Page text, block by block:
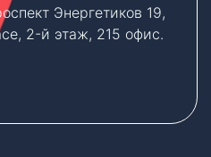
Энергетиков 19,
2-й этаж, 215 офис.